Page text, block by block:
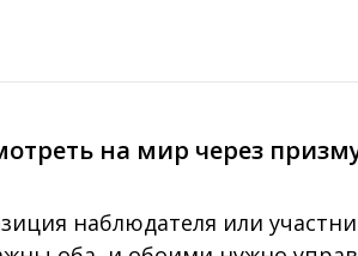
на мир через
наблюдателя или